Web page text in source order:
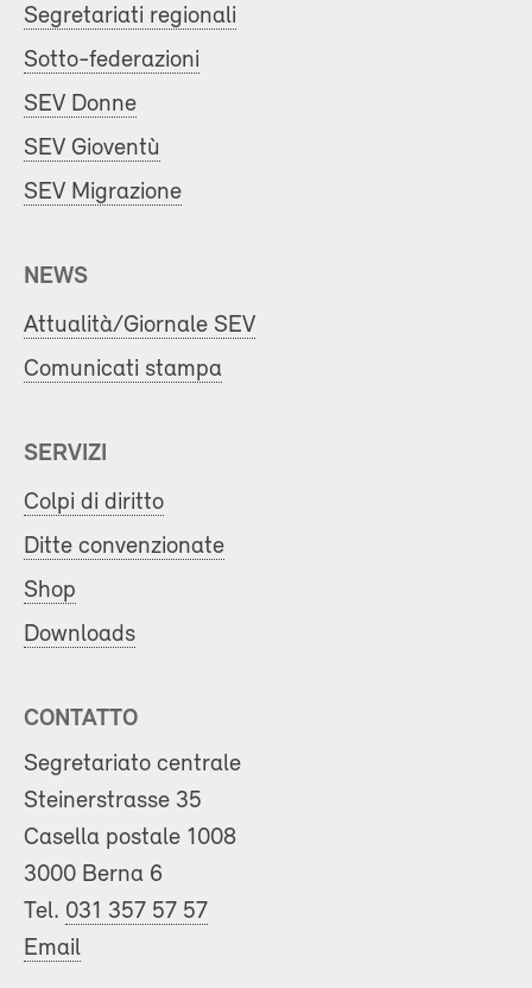
Segretariati regionali
Sotto-federazioni
SEV Donne
SEV Gioventù
SEV Migrazione
NEWS
Attualità/Giornale SEV
Comunicati stampa
SERVIZI
Colpi di diritto
Ditte convenzionate
Shop
Downloads
CONTATTO
Segretariato centrale
Steinerstrasse 35
Casella postale 1008
3000 Berna 6
Tel. 031 357 57 57
Email